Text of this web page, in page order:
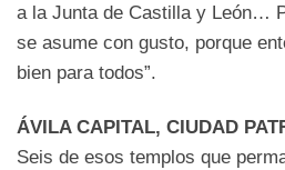
a la Junta de Castilla y León…
se asume con gusto, porque
bien para todos”.
ÁVILA CAPITAL, CIUDAD
Seis de esos templos que